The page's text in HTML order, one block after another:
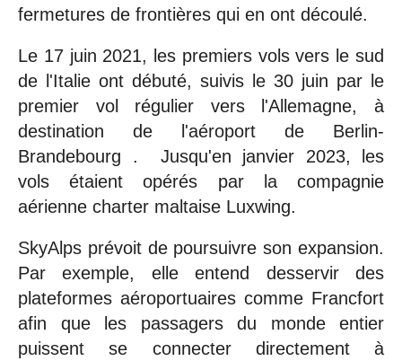
fermetures de frontières qui en ont découlé.
Le 17 juin 2021, les premiers vols vers le sud
de l'Italie ont débuté, suivis le 30 juin par le
premier vol régulier vers l'Allemagne, à
destination de l'aéroport de Berlin-
Brandebourg . Jusqu'en janvier 2023, les
vols étaient opérés par la compagnie
aérienne charter maltaise Luxwing.
SkyAlps prévoit de poursuivre son expansion.
Par exemple, elle entend desservir des
plateformes aéroportuaires comme Francfort
afin que les passagers du monde entier
puissent se connecter directement à